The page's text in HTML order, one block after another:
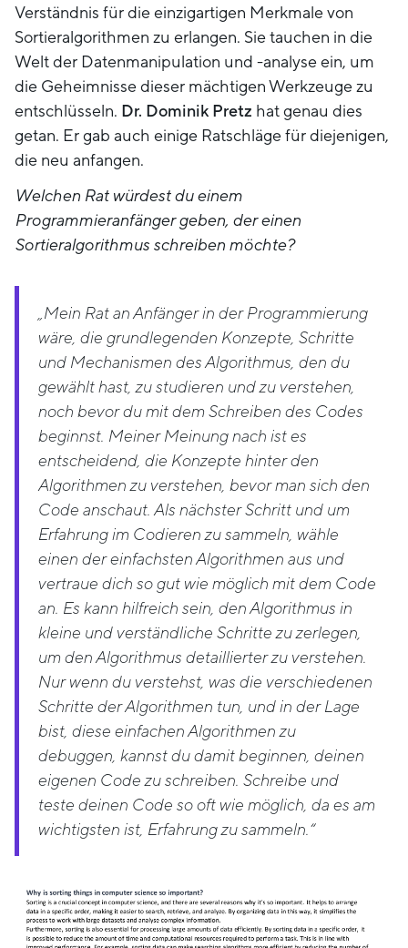
Verständnis für die einzigartigen Merkmale von
Sortieralgorithmen zu erlangen. Sie tauchen in die
Welt der Datenmanipulation und -analyse ein, um
die Geheimnisse dieser mächtigen Werkzeuge zu
entschlüsseln. Dr. Dominik Pretz hat genau dies
getan. Er gab auch einige Ratschläge für diejenigen,
die neu anfangen.
Welchen Rat würdest du einem
Programmieranfänger geben, der einen
Sortieralgorithmus schreiben möchte?
„Mein Rat an Anfänger in der Programmierung
wäre, die grundlegenden Konzepte, Schritte
und Mechanismen des Algorithmus, den du
gewählt hast, zu studieren und zu verstehen,
noch bevor du mit dem Schreiben des Codes
beginnst. Meiner Meinung nach ist es
entscheidend, die Konzepte hinter den
Algorithmen zu verstehen, bevor man sich den
Code anschaut. Als nächster Schritt und um
Erfahrung im Codieren zu sammeln, wähle
einen der einfachsten Algorithmen aus und
vertraue dich so gut wie möglich mit dem Code
an. Es kann hilfreich sein, den Algorithmus in
kleine und verständliche Schritte zu zerlegen,
um den Algorithmus detaillierter zu verstehen.
Nur wenn du verstehst, was die verschiedenen
Schritte der Algorithmen tun, und in der Lage
bist, diese einfachen Algorithmen zu
debuggen, kannst du damit beginnen, deinen
eigenen Code zu schreiben. Schreibe und
teste deinen Code so oft wie möglich, da es am
wichtigsten ist, Erfahrung zu sammeln.“